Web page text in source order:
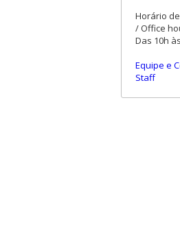
Horário
/ Office
Das 10h
Equipe e
Staff